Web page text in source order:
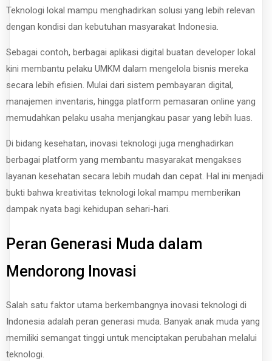
Teknologi lokal mampu menghadirkan solusi yang lebih relevan
dengan kondisi dan kebutuhan masyarakat Indonesia.
Sebagai contoh, berbagai aplikasi digital buatan developer lokal
kini membantu pelaku UMKM dalam mengelola bisnis mereka
secara lebih efisien. Mulai dari sistem pembayaran digital,
manajemen inventaris, hingga platform pemasaran online yang
memudahkan pelaku usaha menjangkau pasar yang lebih luas.
Di bidang kesehatan, inovasi teknologi juga menghadirkan
berbagai platform yang membantu masyarakat mengakses
layanan kesehatan secara lebih mudah dan cepat. Hal ini menjadi
bukti bahwa kreativitas teknologi lokal mampu memberikan
dampak nyata bagi kehidupan sehari-hari.
Peran Generasi Muda dalam
Mendorong Inovasi
Salah satu faktor utama berkembangnya inovasi teknologi di
Indonesia adalah peran generasi muda. Banyak anak muda yang
memiliki semangat tinggi untuk menciptakan perubahan melalui
teknologi.